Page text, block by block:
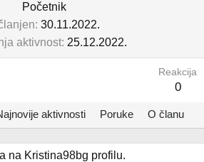
Početnik
30.11.2022.
aktivnost 25.12.2022.
Reakcija
0
aktivnosti Poruke O članu
na Kristina98bg profilu.